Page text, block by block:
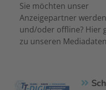
Sie möchten unser
Anzeigepartner
und/oder offline? Hier
zu unseren